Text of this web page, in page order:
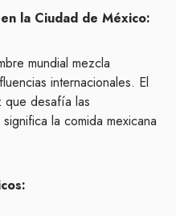
la Ciudad de México:
mundial mezcla
internacionales. El
que desafía las
la comida mexicana